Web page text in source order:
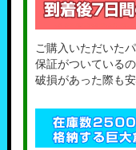
ご購入いただいた
保証がついている
破損があった際も安